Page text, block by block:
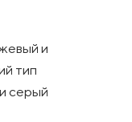
и
тип
серый